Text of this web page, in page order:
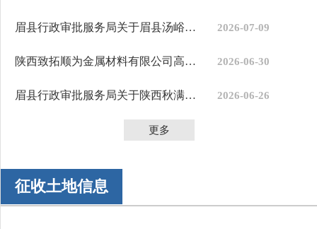
眉县行政审批服务局关于眉县汤峪镇梁村星星电商服务站等4户农药经营... 2026-07-09
陕西致拓顺为金属材料有限公司高品质有色金属棒丝材智能化生产项目... 2026-06-30
眉县行政审批服务局关于陕西秋满分农药科技有限责任公司农药经营许... 2026-06-26
更多
征收土地信息